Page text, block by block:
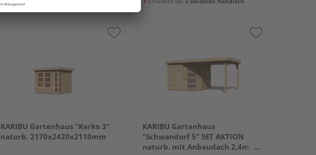
KARIBU Gartenhaus "Kerko 3"
naturb. 2170x2420x2110mm
KARIBU Gartenhaus
"Schwandorf 5" SET AKTION
naturb. mit Anbaudach 2,4m